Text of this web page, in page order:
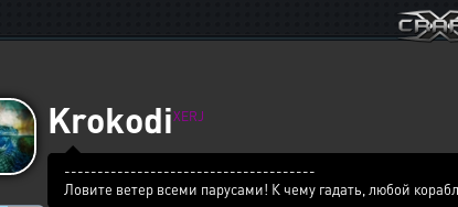
KrokodiXERJ
--------------------------------------
Ловите ветер всеми парусами! К чему гадать, любой